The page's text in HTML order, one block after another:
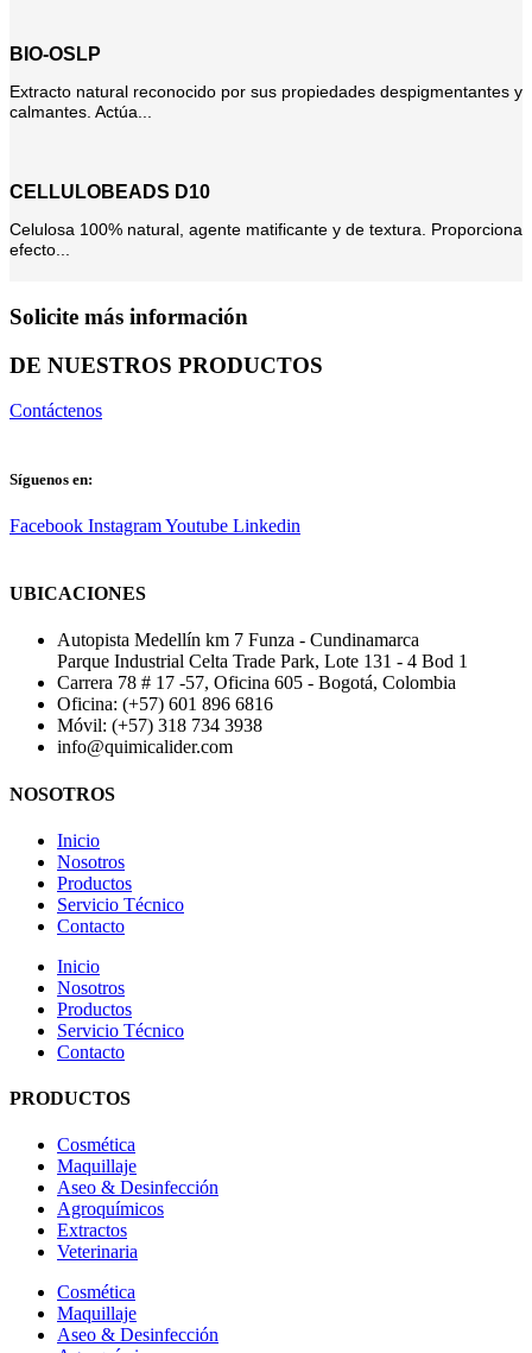
BIO-OSLP
Extracto natural reconocido por sus propiedades despigmentantes y
calmantes. Actúa...
CELLULOBEADS D10
Celulosa 100% natural, agente matificante y de textura. Proporciona
efecto...
Solicite más información
DE NUESTROS PRODUCTOS
Contáctenos
Síguenos en:
Facebook InstagramYoutube Linkedin
UBICACIONES
Autopista Medellín km 7 Funza - Cundinamarca
Parque Industrial Celta Trade Park, Lote 131 - 4 Bod 1
Carrera 78 # 17 -57, Oficina 605 - Bogotá, Colombia
Oficina: (+57) 601 896 6816
Móvil: (+57) 318 734 3938
info@quimicalider.com
NOSOTROS
Inicio
Nosotros
Productos
Servicio Técnico
Contacto
Inicio
Nosotros
Productos
Servicio Técnico
Contacto
PRODUCTOS
Cosmética
Maquillaje
Aseo & Desinfección
Agroquímicos
Extractos
Veterinaria
Cosmética
Maquillaje
Aseo & Desinfección